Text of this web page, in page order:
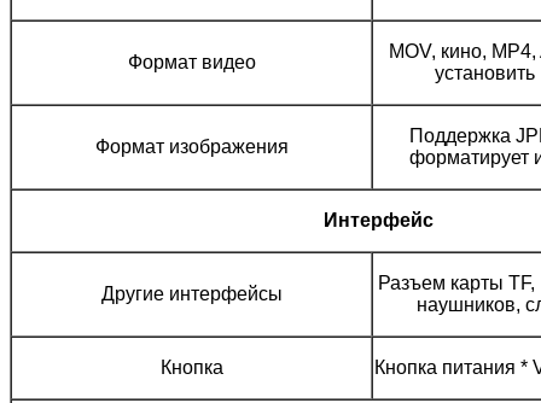
Формат видео
MOV, кино,
Формат изображения
Поддержка
форматирует
Интерфейс
Другие интерфейсы
Разъем карты
наушников,
Кнопка Кнопка питания *